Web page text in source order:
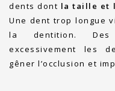
dents dont la taille et
Une dent trop longue
la dentition. Des
excessivement les
gêner l’occlusion et